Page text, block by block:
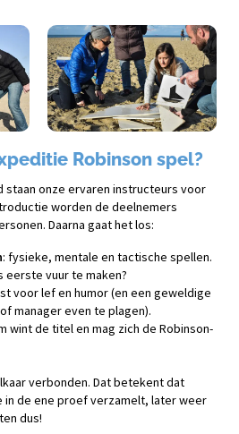
Robinson spel?
staan onze ervaren instructeurs voor
worden de deelnemers
Daarna gaat het los:
: fysieke, mentale en tactische spellen.
eerste vuur te maken?
voor lef en humor (en een geweldige
manager even te plagen).
wint de titel en mag zich de Robinson-
verbonden. Dat betekent dat
in de ene proef verzamelt, later weer
dus!